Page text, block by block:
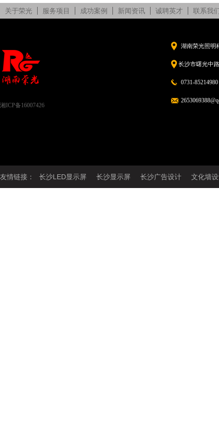
关于荣光 服务项目 成功案例 新闻资讯 诚聘英才 联系我
湘ICP备16007426
湖南荣光照明
长沙市曙光中
0731-85214980
友情链接： 长沙LED显示屏 长沙显示屏 长沙广告设计 文化墙